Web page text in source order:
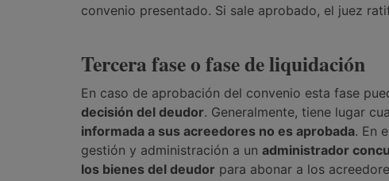
convenio presentado. Si sale aprobado, el juez
Tercera fase o fase de liquidación
En caso de aprobación del convenio esta fase
decisión del deudor. Generalmente, tiene lugar
informada a sus acreedores no es aprobada. En
gestión y administración a un administrador
los bienes del deudor para abonar a los